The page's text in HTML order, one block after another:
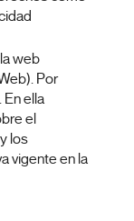
web
Por
ella
el
los
vigente en la